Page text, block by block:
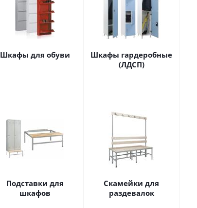
Шкафы для обуви
Шкафы гардеробные
(ЛДСП)
Подставки для
шкафов
Скамейки для
раздевалок